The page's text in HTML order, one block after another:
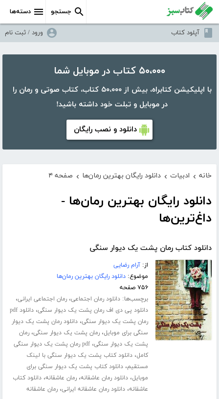
دسته‌ها جستجو
آپلود کتاب ورود / ثبت نام
۵۰،۰۰۰ کتاب در موبایل شما
با اپلیکیشن کتابراه، بیش از ۵۰،۰۰۰ کتاب، کتاب صوتی و رمان را
در موبایل و تبلت خود داشته باشید!
دانلود و نصب رایگان
خانه › ادبیات › دانلود رایگان بهترین رمان‌ها › صفحه ۴
دانلود رایگان بهترین رمان‌ها -
داغ‌ترین‌ها
دانلود کتاب رمان پشت یک دیوار سنگی
از:آرام رضایی
موضوع:دانلود رایگان بهترین رمان‌ها
۷۵۶ صفحه
برچسب‌ها:دانلود رمان اجتماعی،رمان اجتماعی ایرانی،
دانلود پی دی اف رمان پشت یک دیوار سنگی،
دانلود pdf
رمان پشت یک دیوار سنگی،دانلود رمان پشت یک دیوار
سنگی برای موبایل،رمان پشت یک دیوار سنگی،رمان
پشت یک دیوار سنگی،
pdf رمان پشت یک دیوار سنگی
کامل،دانلود کتاب پشت یک دیوار سنگی با لینک
مستقیم،دانلود کتاب پشت یک دیوار سنگی برای
موبایل،دانلود رمان عاشقانه،رمان عاشقانه،دانلود کتاب
عاشقانه،دانلود رمان عاشقانه ایرانی،رمان عاشقانه